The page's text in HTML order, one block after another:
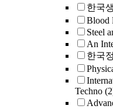
한국
Blood
Steel
An
한국
Techno